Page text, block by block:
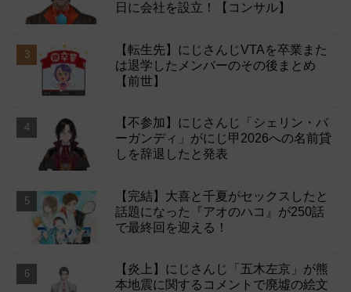
日に会社を設立！【コンサル】
【転生先】にじさんじVTAを卒業また
は退学したメンバーのその後まとめ
【前世】
【不参加】にじさんじ「シェリン・バ
ーガンディ」がにじ甲2026への名前貸
しを辞退したと発表
【完結】大喜と千夏がセックスしたと
話題になった『アオのハコ』が250話
で最終回を迎える！
【炎上】にじさんじ「五木左京」が熊
本地震に関するコメントで廃墟の絵文